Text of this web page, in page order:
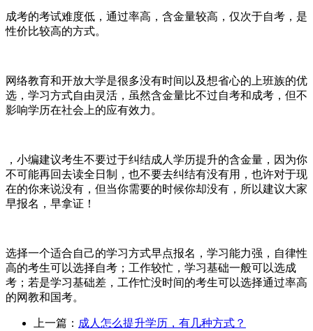
成考的考试难度低，通过率高，含金量较高，仅次于自考，是
性价比较高的方式。
网络教育和开放大学是很多没有时间以及想省心的上班族的优
选，学习方式自由灵活，虽然含金量比不过自考和成考，但不
影响学历在社会上的应有效力。
，小编建议考生不要过于纠结成人学历提升的含金量，因为你
不可能再回去读全日制，也不要去纠结有没有用，也许对于现
在的你来说没有，但当你需要的时候你却没有，所以建议大家
早报名，早拿证！
选择一个适合自己的学习方式早点报名，学习能力强，自律性
高的考生可以选择自考；工作较忙，学习基础一般可以选成
考；若是学习基础差，工作忙没时间的考生可以选择通过率高
的网教和国考。
上一篇： 成人怎么提升学历，有几种方式？